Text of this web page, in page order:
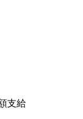
支給